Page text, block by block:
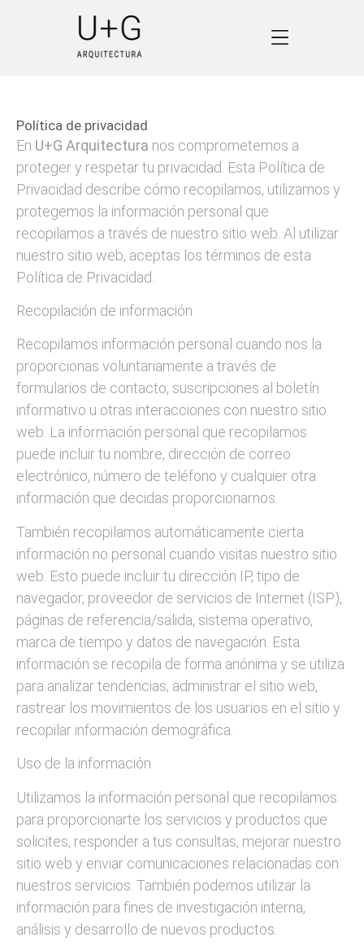
Política de privacidad
En U+G Arquitectura nos comprometemos a
proteger y respetar tu privacidad. Esta Política de
Privacidad describe cómo recopilamos, utilizamos y
protegemos la información personal que
recopilamos a través de nuestro sitio web. Al utilizar
nuestro sitio web, aceptas los términos de esta
Política de Privacidad.
Recopilación de información
Recopilamos información personal cuando nos la
proporcionas voluntariamente a través de
formularios de contacto, suscripciones al boletín
informativo u otras interacciones con nuestro sitio
web. La información personal que recopilamos
puede incluir tu nombre, dirección de correo
electrónico, número de teléfono y cualquier otra
información que decidas proporcionarnos.
También recopilamos automáticamente cierta
información no personal cuando visitas nuestro sitio
web. Esto puede incluir tu dirección IP, tipo de
navegador, proveedor de servicios de Internet (ISP),
páginas de referencia/salida, sistema operativo,
marca de tiempo y datos de navegación. Esta
información se recopila de forma anónima y se utiliza
para analizar tendencias, administrar el sitio web,
rastrear los movimientos de los usuarios en el sitio y
recopilar información demográfica.
Uso de la información
Utilizamos la información personal que recopilamos
para proporcionarte los servicios y productos que
solicites, responder a tus consultas, mejorar nuestro
sitio web y enviar comunicaciones relacionadas con
nuestros servicios. También podemos utilizar la
información para fines de investigación interna,
análisis y desarrollo de nuevos productos.